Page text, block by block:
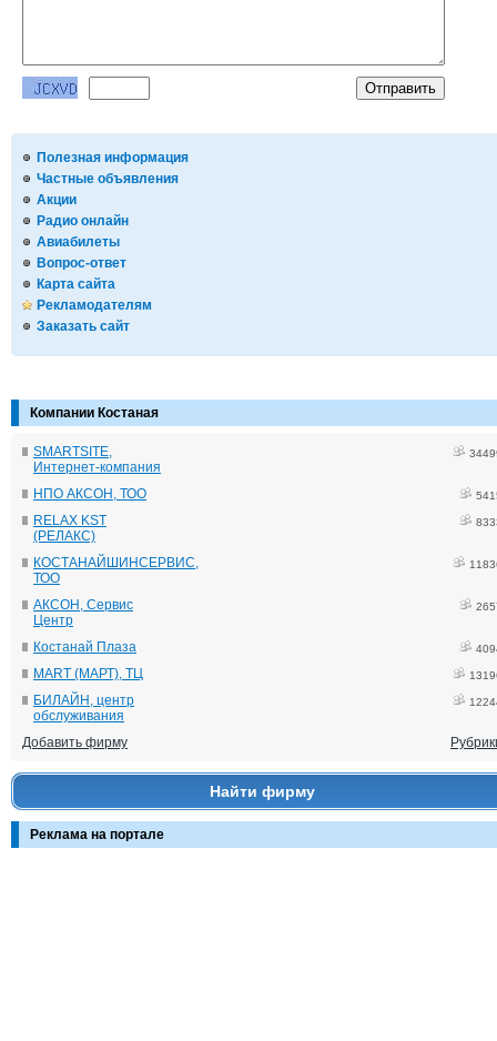
Полезная информация
Частные объявления
Акции
Радио онлайн
Авиабилеты
Вопрос-ответ
Карта сайта
Рекламодателям
Заказать сайт
Компании Костаная
SMARTSITE,
Интернет-компания
НПО АКСОН, ТОО
RELAX KST
(РЕЛАКС)
КОСТАНАЙШИНСЕРВИС,
ТОО
АКСОН, Сервис
Центр
Костанай Плаза
MART (МАРТ), ТЦ
БИЛАЙН, центр
обслуживания
Добавить фирму
Найти фирму
Реклама на портале